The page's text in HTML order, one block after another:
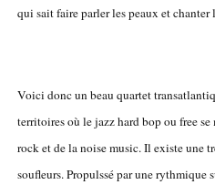
qui sait faire parler les peaux et chanter
Voici donc un beau quartet
territoires où le jazz hard bop ou free se
rock et de la noise music. Il existe une
soufleurs. Propulssé par une rythmique